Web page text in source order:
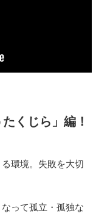
くじら」編！
環境。失敗を大切
って孤立・孤独な